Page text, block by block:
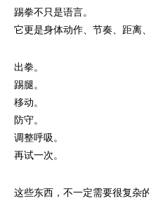
踢拳不只是语言。
它更是身体动作、节奏、距离
出拳。
踢腿。
移动。
防守。
调整呼吸。
再试一次。
这些东西，不一定需要很复杂